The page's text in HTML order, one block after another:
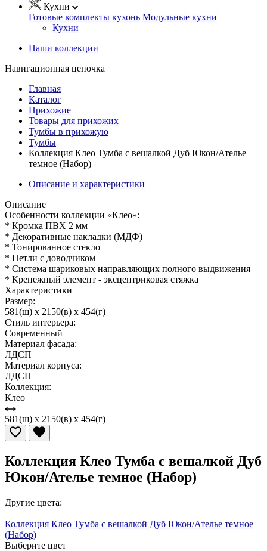
Кухни
Готовые комплекты кухонь Модульные кухни
Кухни
Наши коллекции
Навигационная цепочка
Главная
Каталог
Прихожие
Товары для прихожих
Тумбы в прихожую
Тумбы
Коллекция Клео Тумба с вешалкой Дуб Юкон/Ателье
темное (Набор)
Описание и характеристики
Описание
Особенности коллекции «Клео»:
* Кромка ПВХ 2 мм
* Декоративные накладки (МДФ)
* Тонированное стекло
* Петли с доводчиком
* Система шариковых направляющих полного выдвижения
* Крепежный элемент - эксцентриковая стяжка
Характеристики
Размер:
581(ш) x 2150(в) x 454(г)
Стиль интерьера:
Современный
Материал фасада:
ЛДСП
Материал корпуса:
ЛДСП
Коллекция:
Клео
581(ш) x 2150(в) x 454(г)
Коллекция Клео Тумба с вешалкой Дуб
Юкон/Ателье темное (Набор)
Другие цвета:
Коллекция Клео Тумба с вешалкой Дуб Юкон/Ателье темное
(Набор)
Выберите цвет